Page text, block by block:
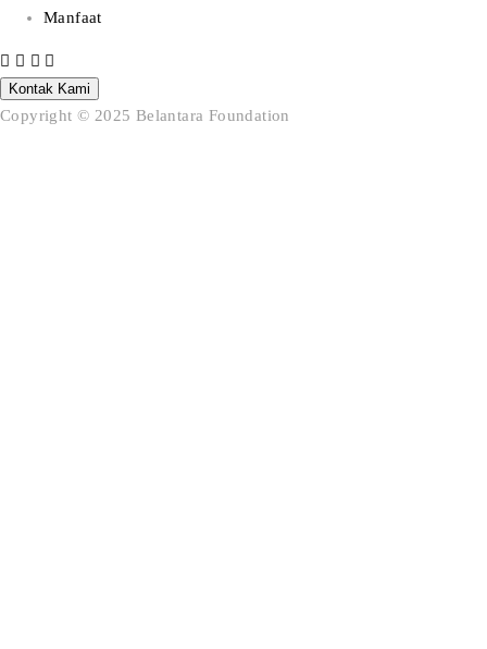
Manfaat
Kontak Kami
Copyright © 2025 Belantara Foundation